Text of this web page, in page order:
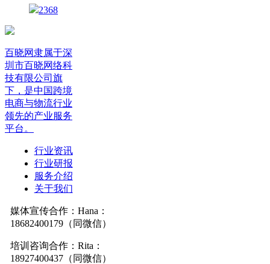
2368
百晓网隶属于深
圳市百晓网络科
技有限公司旗
下，是中国跨境
电商与物流行业
领先的产业服务
平台。
行业资讯
行业研报
服务介绍
关于我们
媒体宣传合作：Hana：
18682400179（同微信）
培训咨询合作：Rita：
18927400437（同微信）